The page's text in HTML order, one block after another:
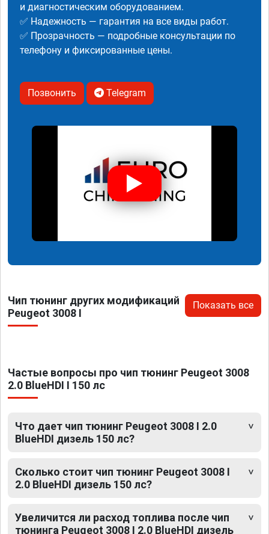
и диагностическим оборудованием.
✅ Надежность — гарантия на все виды работ.
✅ Прозрачность — подробные консультации по
телефону и фиксированные цены.
Позвонить Telegram
Чип тюнинг других модификаций
Peugeot 3008 I
Показать все
Частые вопросы про чип тюнинг Peugeot 3008
2.0 BlueHDI I 150 лс
Что дает чип тюнинг Peugeot 3008 I 2.0
BlueHDI дизель 150 лс?
Сколько стоит чип тюнинг Peugeot 3008 I
2.0 BlueHDI дизель 150 лс?
Увеличится ли расход топлива после чип
тюнинга Peugeot 3008 I 2.0 BlueHDI дизель